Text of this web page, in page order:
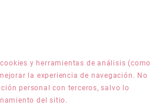
y herramientas de análisis (como
la experiencia de navegación. No
personal con terceros, salvo lo
del sitio.